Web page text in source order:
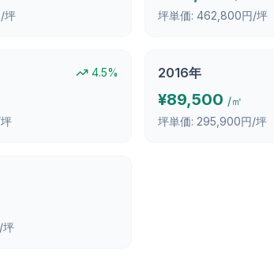
坪
坪単価: 462,800円/坪
4.5% 2016年
¥89,500 /㎡
坪単価: 295,900円/坪
坪